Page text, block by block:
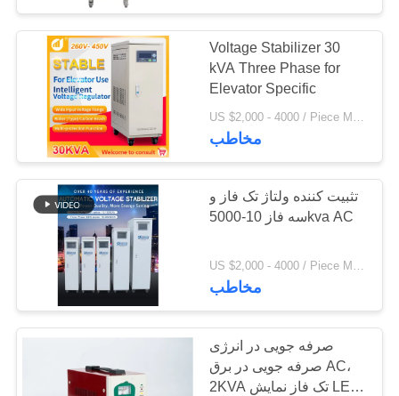
درخواست
COMPANY
NEWS
سه فاز رگولاتور ولتاژ
تنظیم کننده ولتاژ
خودکار
Voltage Stabilizer 30
kVA Three Phase for
Elevator Specific
مخاطب
تثبیت کننده ولتاژ تک فاز و
سه فاز 10-5000kva AC
US $2,000 - 4000 / Piece MOQ:1
مخاطب
صرفه جویی در انرژی
صرفه جویی در برق AC،
2KVA تک فاز نمایش LED